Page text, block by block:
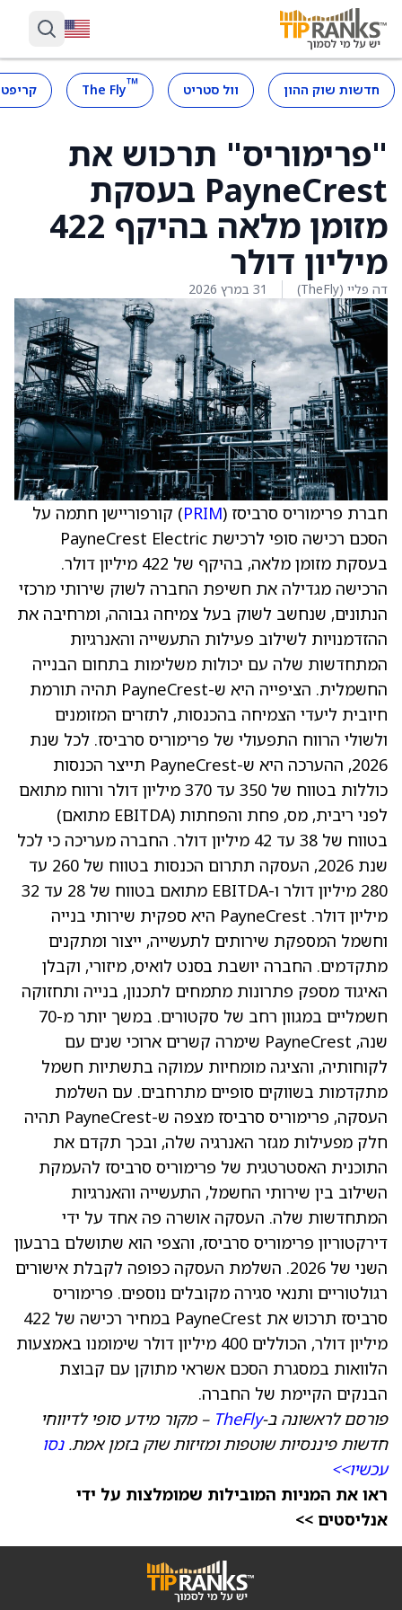
חדשות שוק ההון וול סטריט ™
The Fly
"פרימוריס" תרכוש את
PayneCrest בעסקת
מזומן מלאה בהיקף 422
מיליון דולר
דה פליי (TheFly) 31 במרץ 2026
חברת פרימוריס סרביסז (PRIM) קורפוריישן חתמה על
הסכם רכישה סופי לרכישת PayneCrest Electric
בעסקת מזומן מלאה, בהיקף של 422 מיליון דולר.
הרכישה מגדילה את חשיפת החברה לשוק שירותי מרכזי
הנתונים, שנחשב לשוק בעל צמיחה גבוהה, ומרחיבה את
ההזדמנויות לשילוב פעילות התעשייה והאנרגיות
המתחדשות שלה עם יכולות משלימות בתחום הבנייה
החשמלית. הציפייה היא ש-PayneCrest תהיה תורמת
חיובית ליעדי הצמיחה בהכנסות, לתזרים המזומנים
ולשולי הרווח התפעולי של פרימוריס סרביסז. לכל שנת
2026, ההערכה היא ש-PayneCrest תייצר הכנסות
כוללות בטווח של 350 עד 370 מיליון דולר ורווח מתואם
לפני ריבית, מס, פחת והפחתות (EBITDA מתואם)
בטווח של 38 עד 42 מיליון דולר. החברה מעריכה כי לכל
שנת 2026, העסקה תתרום הכנסות בטווח של 260 עד
280 מיליון דולר ו-EBITDA מתואם בטווח של 28 עד 32
מיליון דולר. PayneCrest היא ספקית שירותי בנייה
וחשמל המספקת שירותים לתעשייה, ייצור ומתקנים
מתקדמים. החברה יושבת בסנט לואיס, מיזורי, וקבלן
האיגוד מספק פתרונות מתמחים לתכנון, בנייה ותחזוקה
חשמליים במגוון רחב של סקטורים. במשך יותר מ-70
שנה, PayneCrest שימרה קשרים ארוכי שנים עם
לקוחותיה, והציגה מומחיות עמוקה בתשתיות חשמל
מתקדמות בשווקים סופיים מתרחבים. עם השלמת
העסקה, פרימוריס סרביסז מצפה ש-PayneCrest תהיה
חלק מפעילות מגזר האנרגיה שלה, ובכך תקדם את
התוכנית האסטרטגית של פרימוריס סרביסז להעמקת
השילוב בין שירותי החשמל, התעשייה והאנרגיות
המתחדשות שלה. העסקה אושרה פה אחד על ידי
דירקטוריון פרימוריס סרביסז, והצפי הוא שתושלם ברבעון
השני של 2026. השלמת העסקה כפופה לקבלת אישורים
רגולטוריים ותנאי סגירה מקובלים נוספים. פרימוריס
סרביסז תרכוש את PayneCrest במחיר רכישה של 422
מיליון דולר, הכוללים 400 מיליון דולר שימומנו באמצעות
הלוואות במסגרת הסכם אשראי מתוקן עם קבוצת
הבנקים הקיימת של החברה.
פורסם לראשונה ב-TheFly – מקור מידע סופי לדיווחי
חדשות פיננסיות שוטפות ומזיזות שוק בזמן אמת.נסו
עכשיו>>
ראו את המניות המובילות שמומלצות על ידי
אנליסטים >>